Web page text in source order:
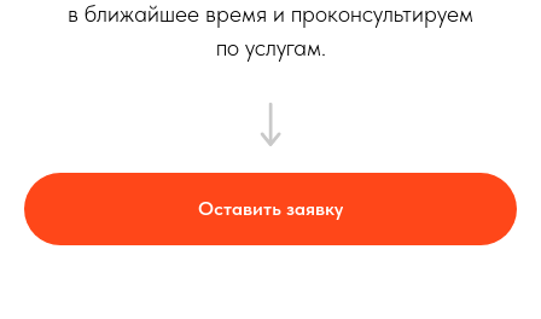
в ближайшее время и проконсультируем
по услугам.
Оставить заявку